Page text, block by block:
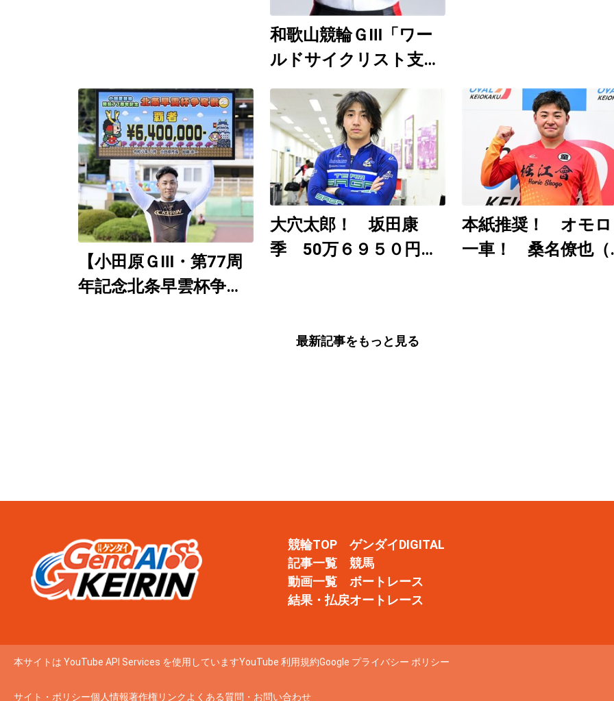
和歌山競輪ＧⅢ「ワー
ルドサイクリスト支援
競輪」8月6～9日開
催 日刊ゲンダイ
YouTubeチャンネルで
９日12時30分頃から予
想生配信
【小田原ＧⅢ・第77周
年記念北条早雲杯争奪
大穴太郎！ 坂田康
季 50万６９５０円
本紙推奨！ オモ
一車！ 桑名僚也（
最新記事をもっと見る
競輪TOP
記事一覧
動画一覧
結果・払戻
ゲンダイDIGITAL
競馬
ボートレース
オートレース
本サイトは YouTube API Services を使用していますYouTube 利用規約Google プライバシー ポリシー
サイト・ポリシー個人情報著作権リンク よくある質問・お問い合わせ